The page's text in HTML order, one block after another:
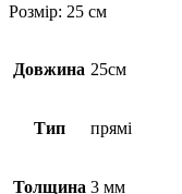
Розмір: 25 см
Довжина 25см
Тип прямі
Толщина 3 мм